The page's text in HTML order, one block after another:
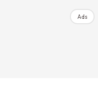
Ads